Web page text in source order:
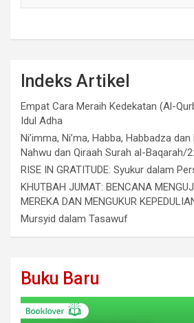
Indeks Artikel
Empat Cara Meraih Kedekatan (Al-
Idul Adha
Ni’imma, Ni’ma, Habba, Habbadza dan
Nahwu dan Qiraah Surah al-Baqarah/
RISE IN GRATITUDE: Syukur dalam
KHUTBAH JUMAT: BENCANA
MEREKA DAN MENGUKUR
Mursyid dalam Tasawuf
Buku Baru